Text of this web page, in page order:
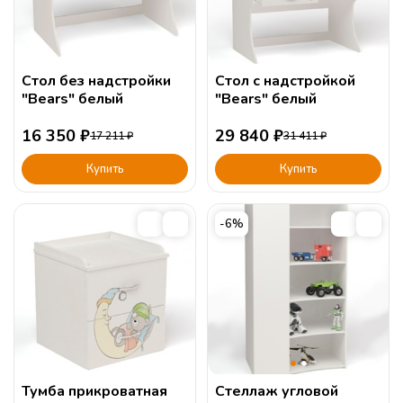
Стол без надстройки
"Bears" белый
16 350 ₽17 211₽
Купить
Стол с надстройкой
"Bears" белый
29 840 ₽31 411₽
Купить
Тумба прикроватная
-6%
Стеллаж угловой